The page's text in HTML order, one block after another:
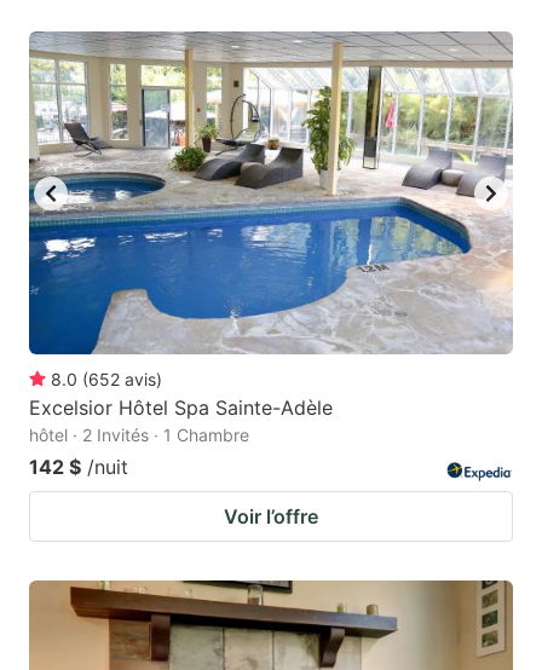
8.0 (652 avis)
Excelsior Hôtel Spa Sainte-Adèle
hôtel · 2 Invités · 1 Chambre
142 $ /nuit
Voir l’offre